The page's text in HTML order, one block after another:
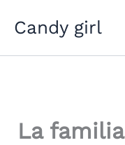
Candy girl
La familia